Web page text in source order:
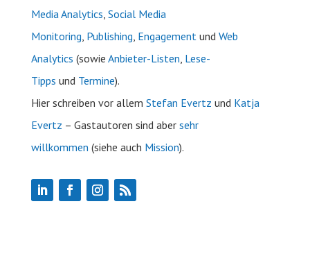
Media Analytics, Social Media
Monitoring, Publishing, Engagementund Web
Analytics (sowie Anbieter-Listen, Lese-
Tipps und Termine).
Hier schreiben vor allem Stefan Evertz und Katja
Evertz – Gastautoren sind aber sehr
willkommen (siehe auch Mission).